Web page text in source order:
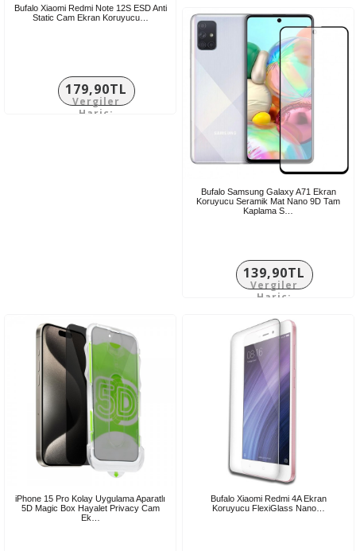
Bufalo Xiaomi Redmi Note 12S ESD Anti
Static Cam Ekran Koruyucu…
179,90TL
Vergiler
Hariç:
66,58TL
Bufalo Samsung Galaxy A71 Ekran
Koruyucu Seramik Mat Nano 9D Tam
Kaplama S…
139,90TL
Vergiler
Hariç:
iPhone 15 Pro Kolay Uygulama Aparatlı
5D Magic Box Hayalet Privacy Cam
Ek…
Bufalo Xiaomi Redmi 4A Ekran
Koruyucu FlexiGlass Nano…